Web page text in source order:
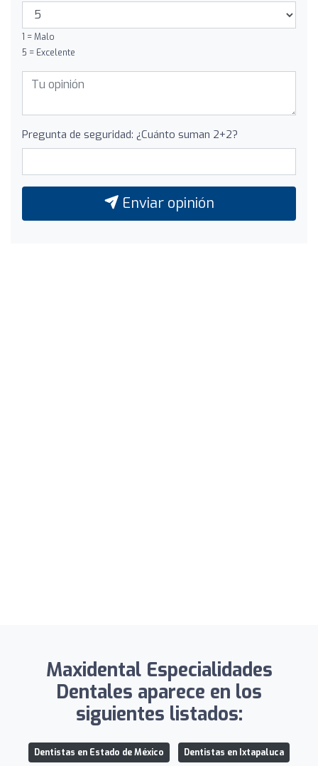
1 = Malo
5 = Excelente
Pregunta de seguridad: ¿Cuánto suman 2+2?
Enviar opinión
Maxidental Especialidades
Dentales aparece en los
siguientes listados:
Dentistas en Estado de México Dentistas en Ixtapaluca